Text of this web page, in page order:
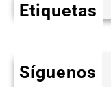
Etiquetas
Síguenos